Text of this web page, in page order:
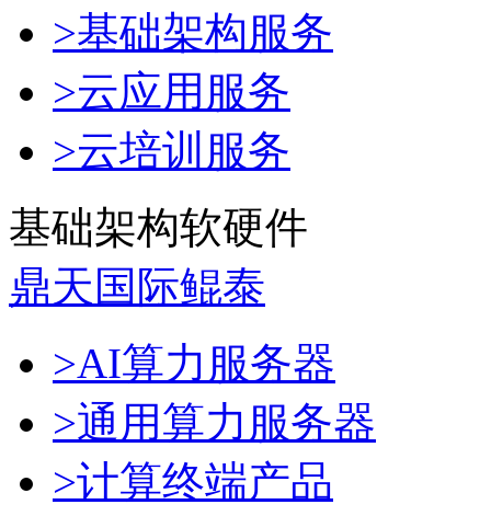
>基础架构服务
>云应用服务
>云培训服务
基础架构软硬件
鼎天国际鲲泰
>AI算力服务器
>通用算力服务器
>计算终端产品